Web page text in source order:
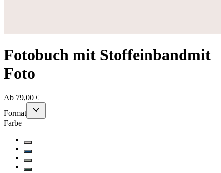
Fotobuch mit Stoffeinbandmit
Foto
Ab 79,00 €
Format
Farbe